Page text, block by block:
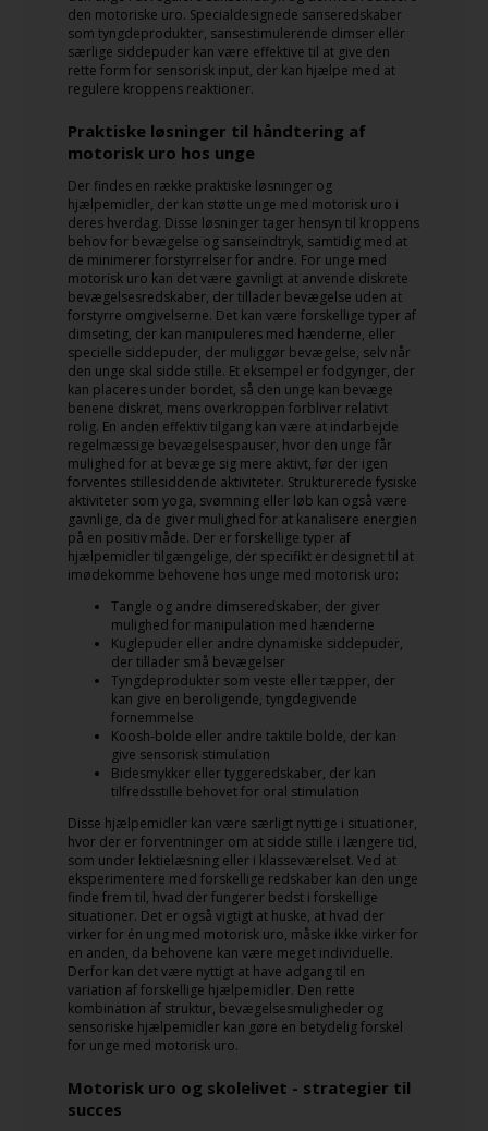
den motoriske uro. Specialdesignede sanseredskaber
som tyngdeprodukter, sansestimulerende dimser eller
særlige siddepuder kan være effektive til at give den
rette form for sensorisk input, der kan hjælpe med at
regulere kroppens reaktioner.
Praktiske løsninger til håndtering af
motorisk uro hos unge
Der findes en række praktiske løsninger og
hjælpemidler, der kan støtte unge med motorisk uro i
deres hverdag. Disse løsninger tager hensyn til kroppens
behov for bevægelse og sanseindtryk, samtidig med at
de minimerer forstyrrelser for andre. For unge med
motorisk uro kan det være gavnligt at anvende diskrete
bevægelsesredskaber, der tillader bevægelse uden at
forstyrre omgivelserne. Det kan være forskellige typer af
dimseting, der kan manipuleres med hænderne, eller
specielle siddepuder, der muliggør bevægelse, selv når
den unge skal sidde stille. Et eksempel er fodgynger, der
kan placeres under bordet, så den unge kan bevæge
benene diskret, mens overkroppen forbliver relativt
rolig. En anden effektiv tilgang kan være at indarbejde
regelmæssige bevægelsespauser, hvor den unge får
mulighed for at bevæge sig mere aktivt, før der igen
forventes stillesiddende aktiviteter. Strukturerede fysiske
aktiviteter som yoga, svømning eller løb kan også være
gavnlige, da de giver mulighed for at kanalisere energien
på en positiv måde. Der er forskellige typer af
hjælpemidler tilgængelige, der specifikt er designet til at
imødekomme behovene hos unge med motorisk uro:
Tangle og andre dimseredskaber, der giver
mulighed for manipulation med hænderne
Kuglepuder eller andre dynamiske siddepuder,
der tillader små bevægelser
Tyngdeprodukter som veste eller tæpper, der
kan give en beroligende, tyngdegivende
fornemmelse
Koosh-bolde eller andre taktile bolde, der kan
give sensorisk stimulation
Bidesmykker eller tyggeredskaber, der kan
tilfredsstille behovet for oral stimulation
Disse hjælpemidler kan være særligt nyttige i situationer,
hvor der er forventninger om at sidde stille i længere tid,
som under lektielæsning eller i klasseværelset. Ved at
eksperimentere med forskellige redskaber kan den unge
finde frem til, hvad der fungerer bedst i forskellige
situationer. Det er også vigtigt at huske, at hvad der
virker for én ung med motorisk uro, måske ikke virker for
en anden, da behovene kan være meget individuelle.
Derfor kan det være nyttigt at have adgang til en
variation af forskellige hjælpemidler. Den rette
kombination af struktur, bevægelsesmuligheder og
sensoriske hjælpemidler kan gøre en betydelig forskel
for unge med motorisk uro.
Motorisk uro og skolelivet - strategier til
succes